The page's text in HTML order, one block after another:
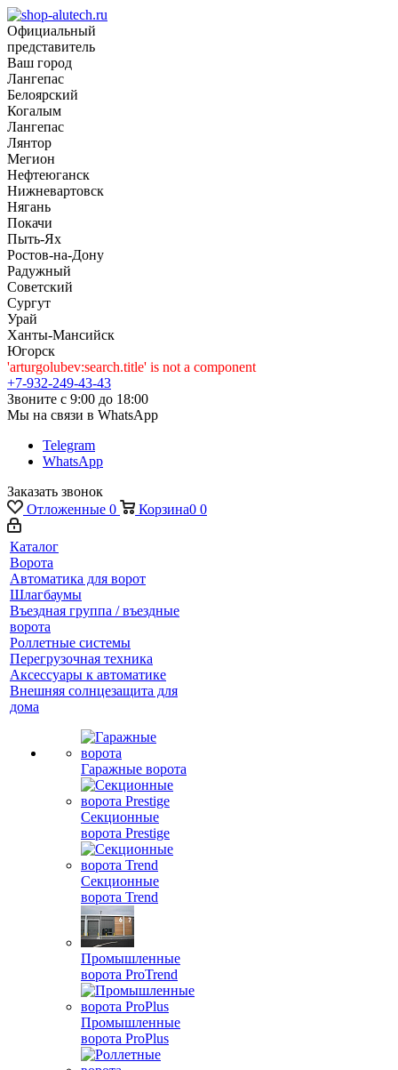
Официальный
представитель
Ваш город
Лангепас
Белоярский
Когалым
Лангепас
Лянтор
Мегион
Нефтеюганск
Нижневартовск
Нягань
Покачи
Пыть-Ях
Рoстов-на-Дону
Радужный
Советский
Сургут
Урай
Ханты-Мансийск
Югорск
'arturgolubev:search.title' is not a component
+7-932-249-43-43
Звоните с 9:00 до 18:00
Мы на связи в WhatsApp
Telegram
WhatsApp
Заказать звонок
Отложенные 0 Корзина0 0
Каталог
Ворота
Автоматика для ворот
Шлагбаумы
Въездная группа / въездные
ворота
Роллетные системы
Перегрузочная техника
Аксессуары к автоматике
Внешняя солнцезащита для
дома
Гаражные ворота
Секционные
ворота Prestige
Секционные
ворота Trend
Промышленные
ворота ProTrend
Промышленные
ворота ProPlus